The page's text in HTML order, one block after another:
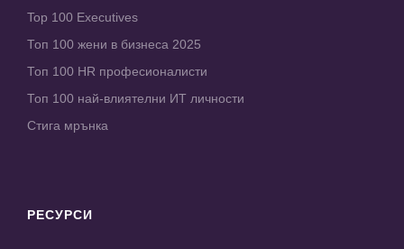
Top 100 Executives
Топ 100 жени в бизнеса 2025
Топ 100 HR професионалисти
Топ 100 най-влиятелни ИТ личности
Стига мрънка
РЕСУРСИ